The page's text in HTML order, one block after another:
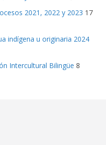
2021, 2022 y 2023 17
indígena u originaria 2024
Intercultural Bilingüe 8